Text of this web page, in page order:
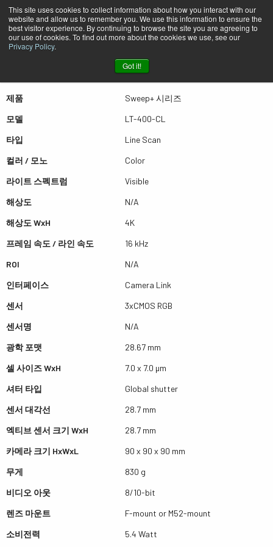
This site uses cookies to collect information about how you interact with our
website and allow us to remember you. We use this information to ensure the
best visitor experience. By continuing to browse the site you are agreeing to
our use of cookies. To find out more about the cookies we use, see our
Privacy Policy.
Got it!
퀵뷰 LT-400-CL
더많은 결과를 보시려면 스크롤하세요
제품
Sweep+ 시리즈
모델
LT-400-CL
타입
Line Scan
컬러 / 모노
Color
라이트 스펙트럼
Visible
해상도
N/A
해상도 WxH
4K
프레임 속도 / 라인 속도
16 kHz
ROI
N/A
인터페이스
Camera Link
센서
3xCMOS RGB
센서명
N/A
광학 포맷
28.67 mm
셀 사이즈 WxH
7.0 x 7.0 µm
셔터 타입
Global shutter
센서 대각선
28.7 mm
엑티브 센서 크기 WxH
28.7 mm
카메라 크기 HxWxL
90 x 90 x 90 mm
무게
830 g
비디오 아웃
8/10-bit
렌즈 마운트
F-mount or M52-mount
소비전력
5.4 Watt